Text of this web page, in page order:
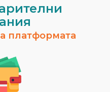
платформата